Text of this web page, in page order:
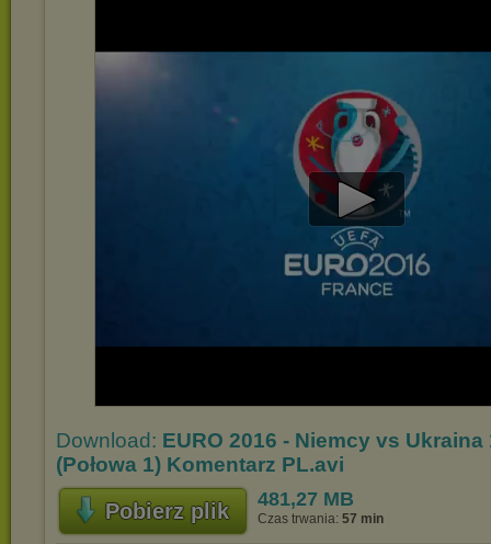
Play
Video
Download: EURO 2016 - Niemcy vs Ukraina
(Połowa 1) Komentarz PL.avi
Pobierz plik 481,27 MB
Czas trwania: 57 min